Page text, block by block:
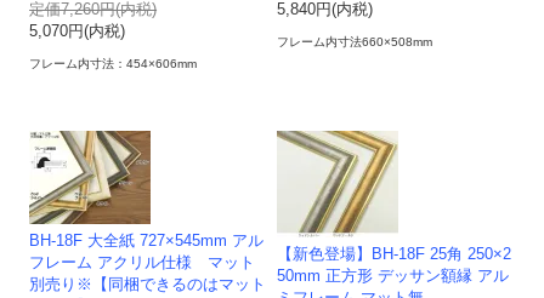
定価7,260円(内税)
5,070円(内税)
フレーム内寸法：454×606mm
5,840円(内税)
フレーム内寸法660×508mm
BH-18F 大全紙 727×545mm アル
フレーム アクリル仕様 マット
別売り※【同梱できるのはマット
【新色登場】BH-18F 25角 250×2
50mm 正方形 デッサン額縁 アル